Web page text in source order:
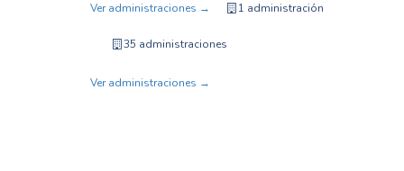
1 administración
Ver administraciones →
35 administraciones
Ver administraciones →